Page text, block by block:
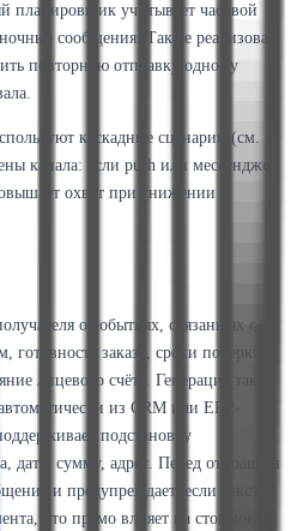
планировщик учитывает часовой
сообщения. Также реализован
повторную отправку одному
каскадные сценарии (см.
канала: если push или мессенджер
охват при снижении
о событиях, связанных с
заказа, сроки поверки
лицевого счёта. Генерация таких
из CRM или ERP-
подстановку
дату, сумму, адрес. Перед отправкой
и предупреждает, если текст
что прямо влияет на стоимость.